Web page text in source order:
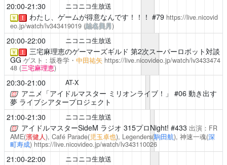
20:00-21:30 ニコニコ生放送
￥ ！ わたし、ゲームが得意なんです！！！ #79 https://live.nicovid
eo.jp/watch/lv343419019 (結名美月)
20:00-22:00 ニコニコ生放送
￥ ！ 三宅麻理恵のゲーマーズギルド 第2次スーパーロボット対談
GGゲスト：坂巻学・ 中田祐矢 https://live.nicovideo.jp/watch/lv3433474
48 (三宅麻理恵)
20:30-21:00 AT-X
アニメ「アイドルマスター ミリオンライブ！」 #06 動き出す
夢 ライブシアタープロジェクト
21:00-21:30
ニコニコ生放送
アイドルマスターSideM ラジオ 315プロNight! #433 出演：FR
AME(濱健人), Café Parade(児玉卓也), Legenders(駒田航), 神速一魂(深
町寿成) https://live.nicovideo.jp/watch/lv343110026
21:00-22:00 ニコニコ生放送